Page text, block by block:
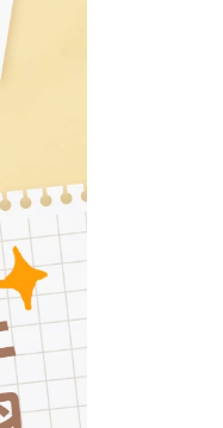
將視審查
用之情
法律行